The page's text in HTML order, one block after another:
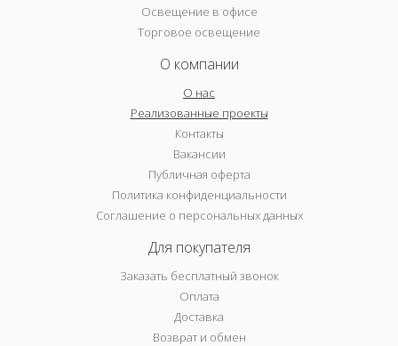
Освещение в офисе
Торговое освещение
О компании
О нас
Реализованные проекты
Контакты
Вакансии
Публичная оферта
Политика конфиденциальности
Соглашение о персональных данных
Для покупателя
Заказать бесплатный звонок
Оплата
Доставка
Возврат и обмен